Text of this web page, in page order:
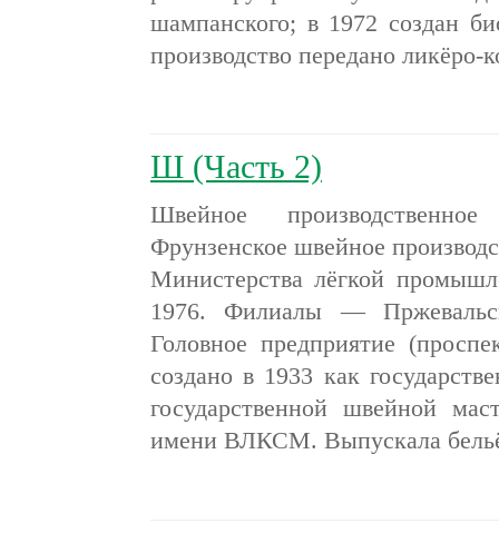
шампанского; в 1972 создан
производство передано
Ш (Часть 2)
Швейное
Фрунзенское швейное
Министерства лёгкой
1976. Филиалы —
Головное предприятие
создано в 1933 как
государственной швейной
имени ВЛКСМ. Выпускала